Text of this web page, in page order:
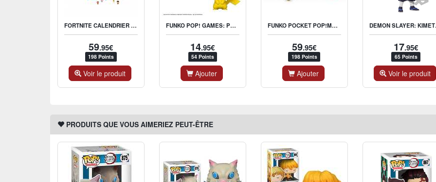
FORTNITE CALENDRIER DE L'AVENT
59.95€
198 Points
Voir le produit
FUNKO POP! GAMES: POKÉMON - PIKACHU
14.95€
54 Points
Ajouter
FUNKO POCKET POP!MARVEL AVENGERS CALENDRIER DE L'AVENT
59.95€
198 Points
Ajouter
DEMON
17.95€
65 Points
Voir le produit
PRODUITS QUE VOUS AIMERIEZ PEUT-ÊTRE